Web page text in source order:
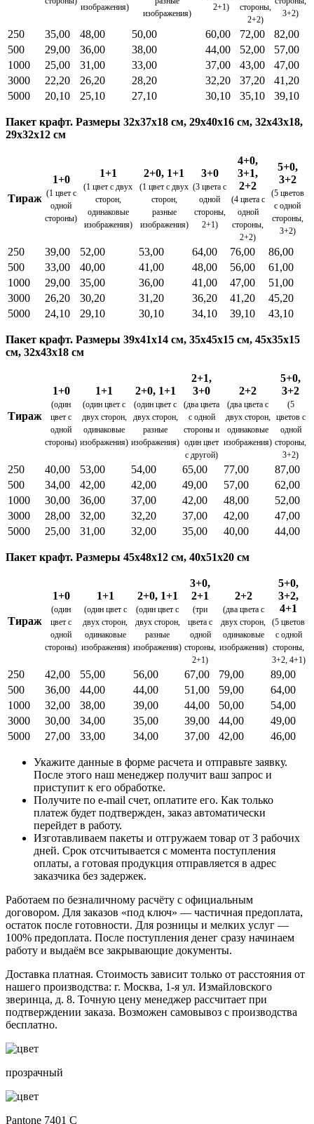
изображения)
изображения)
2+1)
стороны,
2+2)
3+2)
250 35,00 48,00 50,00 60,00 72,00
82,00
500
29,00 36,00 38,00 44,00 52,00
57,00
1000
25,00 31,00 33,00 37,00 43,00
47,00
3000
22,20 26,20 28,20 32,20 37,20
41,20
5000
20,10 25,10 27,10 30,10 35,10 39,10
Пакет крафт. Размеры 32х37х18 см, 29х40х16 см, 32х43х18,
29х32х12 см
Тираж
1+0
(1 цвет с
одной
стороны)
1+1
(1 цвет с двух
сторон,
одинаковые
изображения)
2+0, 1+1
(1 цвет с двух
сторон,
разные
изображения)
3+0
(3 цвета с
одной
стороны,
2+1)
4+0,
3+1,
2+2
(4 цвета с
одной
стороны,
2+2)
5+0,
3+2
(5 цветов
с одной
стороны,
3+2)
250 39,00 52,00 53,00 64,00 76,00
86,00
500
33,00 40,00 41,00 48,00 56,00
61,00
1000
29,00 35,00 36,00 41,00 47,00
51,00
3000
26,20 30,20 31,20 36,20 41,20
45,20
5000
24,10 29,10 30,10 34,10 39,10 43,10
Пакет крафт. Размеры 39х41х14 см, 35х45х15 см, 45х35х15
см, 32х43х18 см
Тираж
1+0
(один
цвет с
одной
стороны)
1+1
(один цвет с
двух сторон,
одинаковые
изображения)
2+0, 1+1
(один цвет с
двух сторон,
разные
изображения)
2+1,
3+0
(два цвета
с одной
стороны и
один цвет
с другой)
2+2
(два цвета с
двух сторон,
одинаковые
изображения)
5+0,
3+2
(5
цветов с
одной
стороны,
3+2)
250 40,00 53,00 54,00 65,00 77,00
87,00
500
34,00 42,00 42,00 49,00 57,00
62,00
1000
30,00 36,00 37,00 42,00 48,00
52,00
3000
28,00 32,00 32,20 37,00 42,00
47,00
5000
25,00 31,00 32,00 35,00 40,00 44,00
Пакет крафт. Размеры 45х48х12 см, 40х51х20 см
Тираж
1+0
(один
цвет с
одной
стороны)
1+1
(один цвет с
двух сторон,
одинаковые
изображения)
2+0, 1+1
(один цвет с
двух сторон,
разные
изображения)
3+0,
2+1
(три
цвета с
одной
стороны,
2+1)
2+2
(два цвета с
двух сторон,
одинаковые
изображения)
5+0,
3+2,
4+1
(5 цветов
с одной
стороны,
3+2, 4+1)
250 42,00 55,00 56,00 67,00 79,00
89,00
500
36,00 44,00 44,00 51,00 59,00
64,00
1000
32,00 38,00 39,00 44,00 50,00
54,00
3000
30,00 34,00 35,00 39,00 44,00
49,00
5000
27,00 33,00 34,00 37,00 42,00 46,00
Укажите данные в форме расчета и отправьте заявку.
После этого наш менеджер получит ваш запрос и
приступит к его обработке.
Получите по e-mail счет, оплатите его. Как только
платеж будет подтвержден, заказ автоматически
перейдет в работу.
Изготавливаем пакеты и отгружаем товар от 3 рабочих
дней. Срок отсчитывается с момента поступления
оплаты, а готовая продукция отправляется в адрес
заказчика без задержек.
Работаем по безналичному расчёту с официальным
договором. Для заказов «под ключ» — частичная предоплата,
остаток после готовности. Для розницы и мелких услуг —
100% предоплата. После поступления денег сразу начинаем
работу и выдаём все закрывающие документы.
Доставка платная. Стоимость зависит только от расстояния от
нашего производства: г. Москва, 1-я ул. Измайловского
зверинца, д. 8. Точную цену менеджер рассчитает при
подтверждении заказа. Возможен самовывоз с производства
бесплатно.
прозрачный
Pantone 7401 C